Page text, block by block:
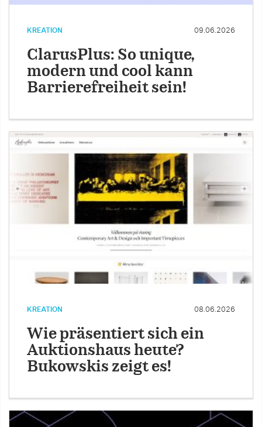
KREATION 09.06.2026
ClarusPlus: So unique,
modern und cool kann
Barrierefreiheit sein!
KREATION 08.06.2026
Wie präsentiert sich ein
Auktionshaus heute?
Bukowskis zeigt es!